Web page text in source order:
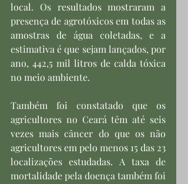
local. Os resultados mostraram a
presença de agrotóxicos em todas as
amostras de água coletadas, e a
estimativa é que sejam lançados, por
ano, 442,5 mil litros de calda tóxica
no meio ambiente.
Também foi constatado que os
agricultores no Ceará têm até seis
vezes mais câncer do que os não
agricultores em pelo menos 15 das 23
localizações estudadas. A taxa de
mortalidade pela doença também foi